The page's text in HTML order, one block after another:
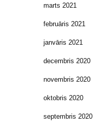
marts 2021
februāris 2021
janvāris 2021
decembris 2020
novembris 2020
oktobris 2020
septembris 2020